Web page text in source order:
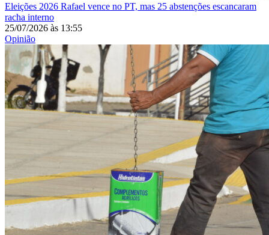
Eleições 2026 Rafael vence no PT, mas 25 abstenções escancaram
racha interno
25/07/2026 às 13:55
Opinião